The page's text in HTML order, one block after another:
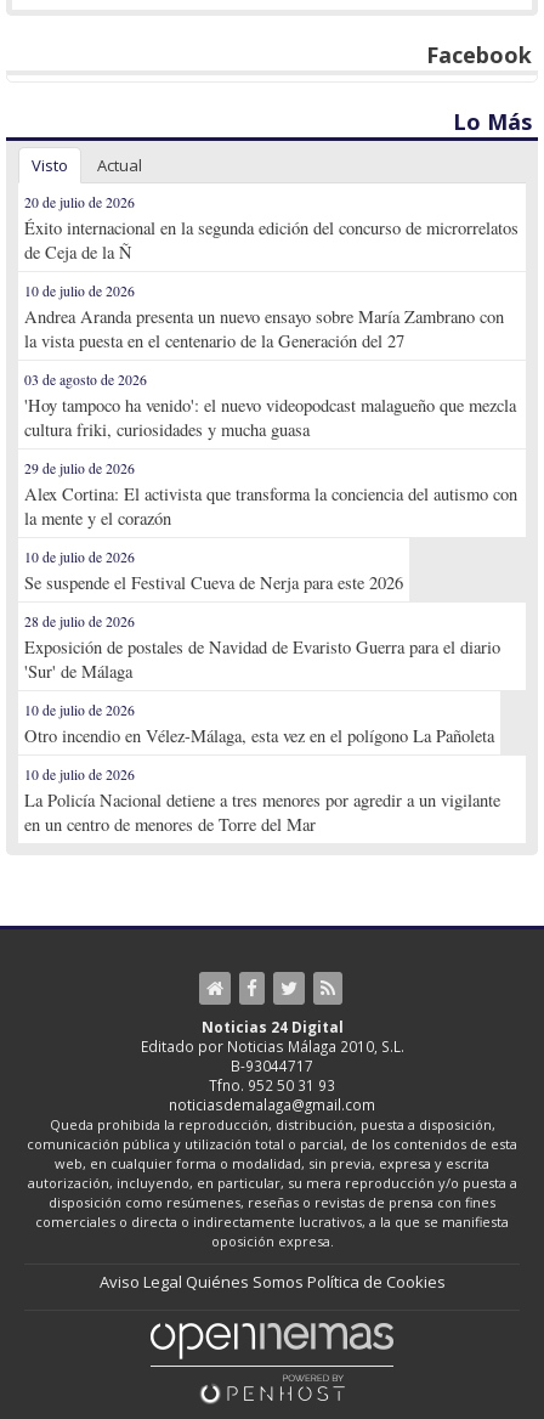
Facebook
Lo Más
Visto Actual
20 de julio de 2026
Éxito internacional en la segunda edición del concurso de microrrelatos
de Ceja de la Ñ
10 de julio de 2026
Andrea Aranda presenta un nuevo ensayo sobre María Zambrano con
la vista puesta en el centenario de la Generación del 27
03 de agosto de 2026
'Hoy tampoco ha venido': el nuevo videopodcast malagueño que mezcla
cultura friki, curiosidades y mucha guasa
29 de julio de 2026
Alex Cortina: El activista que transforma la conciencia del autismo con
la mente y el corazón
10 de julio de 2026
Se suspende el Festival Cueva de Nerja para este 2026
28 de julio de 2026
Exposición de postales de Navidad de Evaristo Guerra para el diario
'Sur' de Málaga
10 de julio de 2026
Otro incendio en Vélez-Málaga, esta vez en el polígono La Pañoleta
10 de julio de 2026
La Policía Nacional detiene a tres menores por agredir a un vigilante
en un centro de menores de Torre del Mar
Noticias 24 Digital
Editado por Noticias Málaga 2010, S.L.
B-93044717
Tfno. 952 50 31 93
noticiasdemalaga@gmail.com
Queda prohibida la reproducción, distribución, puesta a disposición,
comunicación pública y utilización total o parcial, de los contenidos de esta
web, en cualquier forma o modalidad, sin previa, expresa y escrita
autorización, incluyendo, en particular, su mera reproducción y/o puesta a
disposición como resúmenes, reseñas o revistas de prensa con fines
comerciales o directa o indirectamente lucrativos, a la que se manifiesta
oposición expresa.
Aviso Legal Quiénes Somos Política de Cookies